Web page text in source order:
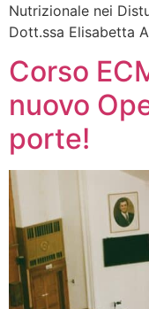
Nutrizionale nei
Dott.ssa Elisabetta
Corso
nuovo
porte!